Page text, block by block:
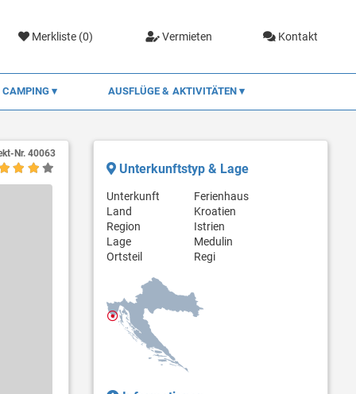
Merkliste (0) Vermieten Kontakt
CAMPING AUSFLÜGE & AKTIVITÄTEN
Nr. 40063
Unterkunftstyp & Lage
Unterkunft
Ferienhaus
Land
Kroatien
Region
Istrien
Lage
Medulin
Ortsteil
Regi